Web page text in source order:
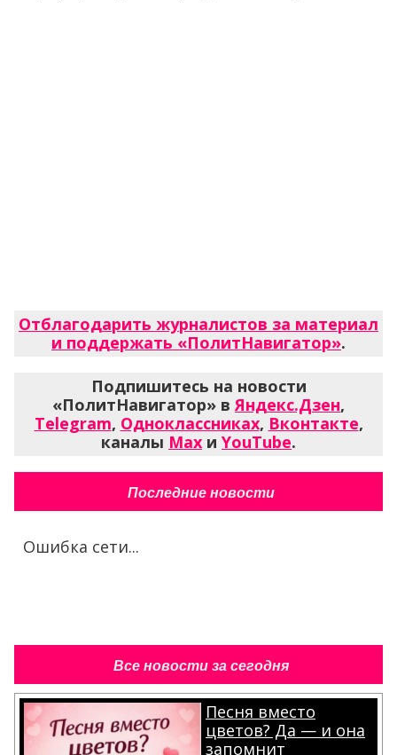
Отблагодарить журналистов за материал
и поддержать «ПолитНавигатор».
Подпишитесь на новости
«ПолитНавигатор» вЯндекс.Дзен,
Telegram, Одноклассниках, Вконтакте,
каналы Max и YouTube.
Последние новости
Ошибка сети...
Все новости за сегодня
Песня вместо
цветов? Да — и она
запомнит